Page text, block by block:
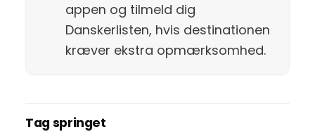
appen og tilmeld dig
Danskerlisten, hvis destinationen
kræver ekstra opmærksomhed.
Tag springet